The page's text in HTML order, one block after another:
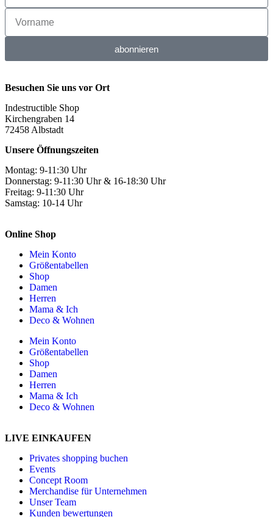
abonnieren
Besuchen Sie uns vor Ort
Indestructible Shop
Kirchengraben 14
72458 Albstadt
Unsere Öffnungszeiten
Montag: 9-11:30 Uhr
Donnerstag: 9-11:30 Uhr & 16-18:30 Uhr
Freitag: 9-11:30 Uhr
Samstag: 10-14 Uhr
Online Shop
Mein Konto
Größentabellen
Shop
Damen
Herren
Mama & Ich
Deco & Wohnen
Mein Konto
Größentabellen
Shop
Damen
Herren
Mama & Ich
Deco & Wohnen
LIVE EINKAUFEN
Privates shopping buchen
Events
Concept Room
Merchandise für Unternehmen
Unser Team
Kunden bewertungen